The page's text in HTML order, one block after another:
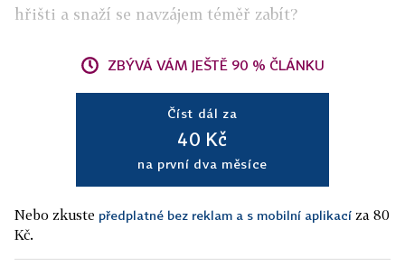
hřišti a snaží se navzájem téměř zabít?
ZBÝVÁ VÁM JEŠTĚ 90 % ČLÁNKU
Číst dál za
40 Kč
na první dva měsíce
Nebo zkuste předplatné bez reklam a s mobilní aplikací za 80
Kč.